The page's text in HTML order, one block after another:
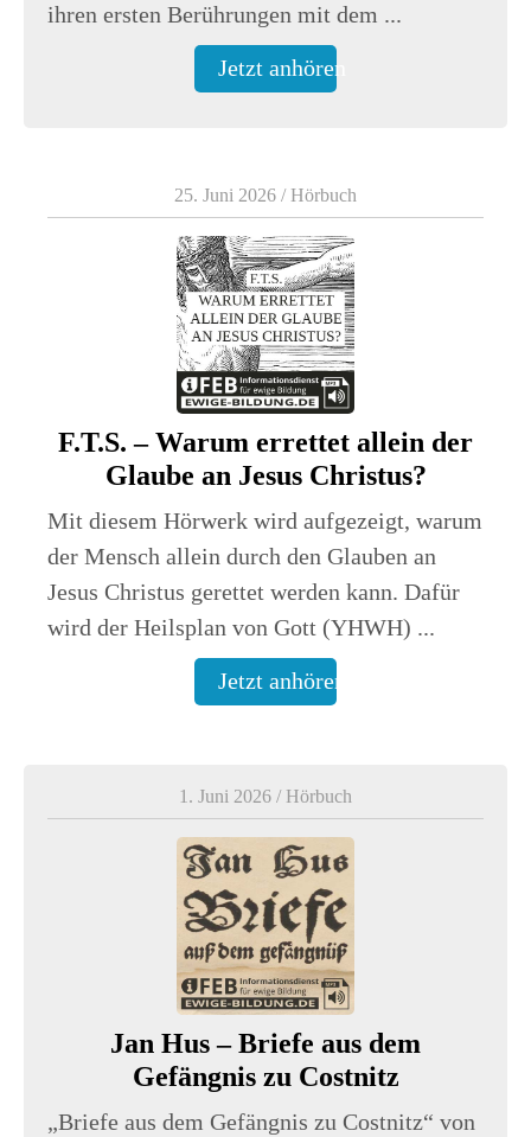
ihren ersten Berührungen mit dem ...
Jetzt anhören
F.T.S. – Warum errettet allein der
Glaube an Jesus Christus?
Mit diesem Hörwerk wird aufgezeigt, warum
der Mensch allein durch den Glauben an
Jesus Christus gerettet werden kann. Dafür
wird der Heilsplan von Gott (YHWH) ...
Jetzt anhören
25. Juni 2026 /Hörbuch
Jan Hus – Briefe aus dem
Gefängnis zu Costnitz
„Briefe aus dem Gefängnis zu Costnitz“ von
1. Juni 2026 / Hörbuch